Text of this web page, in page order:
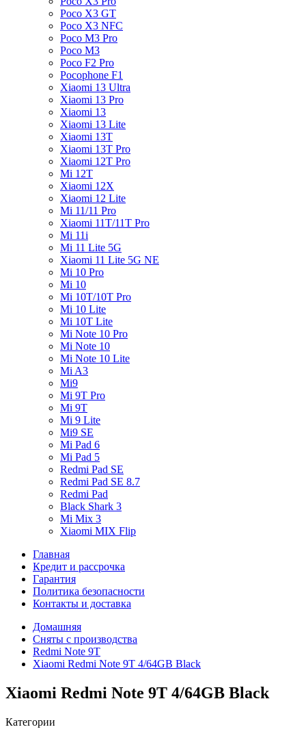
Poco X3 GT
Poco X3 NFC
Poco M3 Pro
Poco M3
Poco F2 Pro
Pocophone F1
Xiaomi 13 Ultra
Xiaomi 13 Pro
Xiaomi 13
Xiaomi 13 Lite
Xiaomi 13T
Xiaomi 13T Pro
Xiaomi 12T Pro
Mi 12T
Xiaomi 12X
Xiaomi 12 Lite
Mi 11/11 Pro
Xiaomi 11T/11T Pro
Mi 11i
Mi 11 Lite 5G
Xiaomi 11 Lite 5G NE
Mi 10 Pro
Mi 10
Mi 10T/10T Pro
Mi 10 Lite
Mi 10T Lite
Mi Note 10 Pro
Mi Note 10
Mi Note 10 Lite
Mi A3
Mi9
Mi 9T Pro
Mi 9T
Mi 9 Lite
Mi9 SE
Mi Pad 6
Mi Pad 5
Redmi Pad SE
Redmi Pad SE 8.7
Redmi Pad
Black Shark 3
Mi Mix 3
Xiaomi MIX Flip
Главная
Кредит и рассрочка
Гарантия
Политика безопасности
Контакты и доставка
Домашняя
Сняты с производства
Redmi Note 9T
Xiaomi Redmi Note 9T 4/64GB Black
Xiaomi Redmi Note 9T 4/64GB Black
Категории